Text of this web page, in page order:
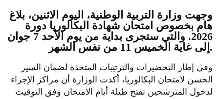
وجهت وزارة التربية الوطنية، اليوم الاثنين، بلاغ
هام بخصوص امتحان شهادة البكالوريا دورة
2026. والتي ستجرى بداية من يوم الأحد 7 جوان
إلى غاية الخميس 11 من نفس الشهر.
وفي إطار التحضيرات والترتيبات المتخذة لضمان السير
الحسن لامتحان البكالوريا، أكدت الوزارة أن مراكز الإجراء
لدخول المترشحين تفتح طيلة أيام الامتحان وفق التوقيت